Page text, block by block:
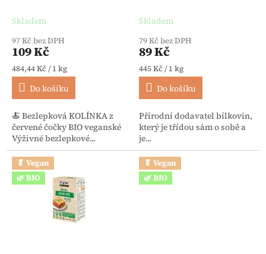
- Explore Cuisine
Skladem
97 Kč bez DPH
109 Kč
Měrná cena:
484,44 Kč / 1 kg
Do košíku
🍝 Bezlepková KOLÍNKA z
červené čočky BIO veganské
Výživné bezlepkové...
Explore Cuisine
Skladem
79 Kč bez DPH
89 Kč
Měrná cena:
445 Kč / 1 kg
Do košíku
Přírodní dodavatel bílkovin,
který je třídou sám o sobě a
je...
🥬 Vegan
🌿 BIO
🥬 Vegan
🌿 BIO